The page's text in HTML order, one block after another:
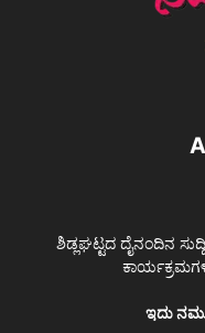
ಶಿಡ್ಲಘಟ್ಟದ ದೈನಂದಿನ
ಇದು